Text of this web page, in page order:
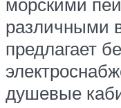
различными
предлагает
душевые